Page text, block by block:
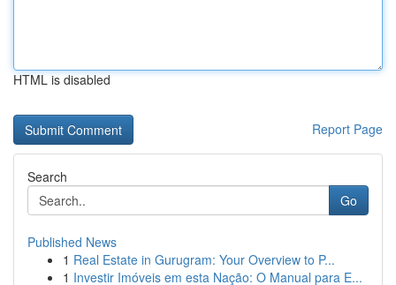
HTML is disabled
Report Page
Search
Go
Published News
1 Real Estate in Gurugram: Your Overview to P...
1 Investir Imóveis em esta Nação: O Manual para E...